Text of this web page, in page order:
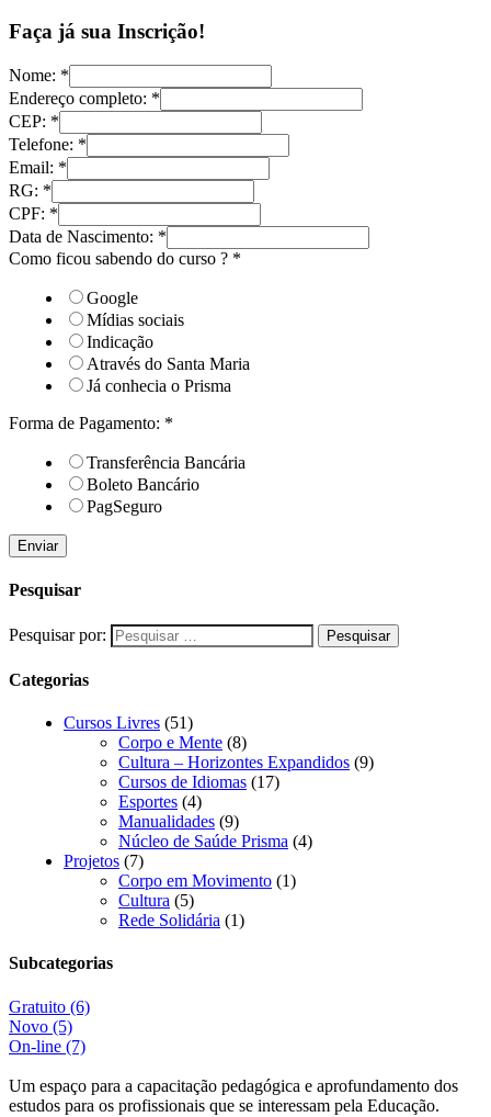
Faça já sua Inscrição!
Nome: *
Endereço completo: *
CEP: *
Telefone: *
Email: *
RG: *
CPF: *
Data de Nascimento: *
Como ficou sabendo do curso ? *
Google
Mídias sociais
Indicação
Através do Santa Maria
Já conhecia o Prisma
Forma de Pagamento: *
Transferência Bancária
Boleto Bancário
PagSeguro
Enviar
Pesquisar
Pesquisar por:
Categorias
Cursos Livres (51)
Corpo e Mente (8)
Cultura – Horizontes Expandidos (9)
Cursos de Idiomas (17)
Esportes (4)
Manualidades (9)
Núcleo de Saúde Prisma (4)
Projetos (7)
Corpo em Movimento (1)
Cultura (5)
Rede Solidária (1)
Subcategorias
Gratuito (6)
Novo (5)
On-line (7)
Um espaço para a capacitação pedagógica e aprofundamento dos
estudos para os profissionais que se interessam pela Educação.